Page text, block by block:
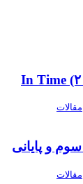
مقالات
و پایانی
مقالات